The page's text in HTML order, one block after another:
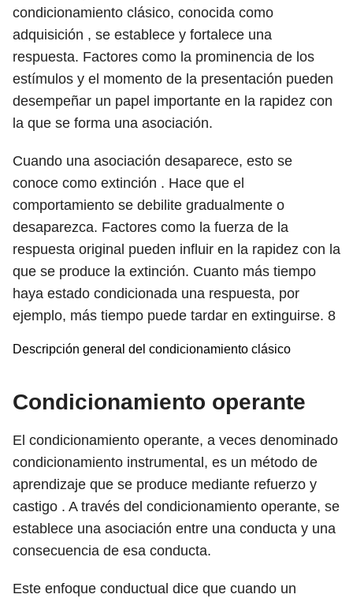
condicionamiento clásico, conocida como
adquisición , se establece y fortalece una
respuesta. Factores como la prominencia de los
estímulos y el momento de la presentación pueden
desempeñar un papel importante en la rapidez con
la que se forma una asociación.
Cuando una asociación desaparece, esto se
conoce como extinción . Hace que el
comportamiento se debilite gradualmente o
desaparezca. Factores como la fuerza de la
respuesta original pueden influir en la rapidez con la
que se produce la extinción. Cuanto más tiempo
haya estado condicionada una respuesta, por
ejemplo, más tiempo puede tardar en extinguirse. 8
Descripción general del condicionamiento clásico
Condicionamiento operante
El condicionamiento operante, a veces denominado
condicionamiento instrumental, es un método de
aprendizaje que se produce mediante refuerzo y
castigo . A través del condicionamiento operante, se
establece una asociación entre una conducta y una
consecuencia de esa conducta.
Este enfoque conductual dice que cuando un